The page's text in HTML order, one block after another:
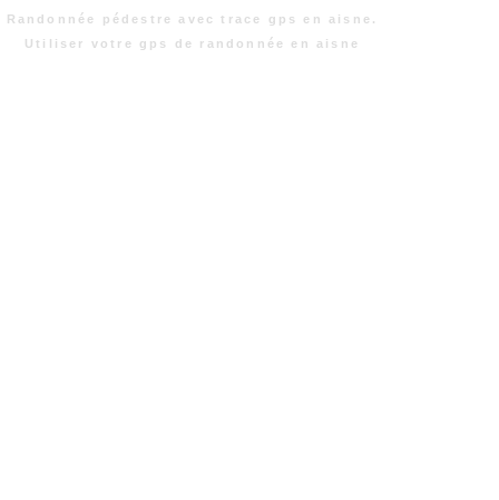
Randonnée pédestre avec trace gps en aisne.
Utiliser votre gps de randonnée en aisne